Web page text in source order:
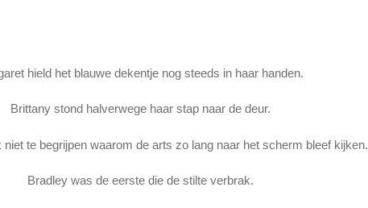
hield het blauwe dekentje nog steeds in haar handen.
Brittany stond halverwege haar stap naar de deur.
niet te begrijpen waarom de arts zo lang naar het scherm bleef kijken.
Bradley was de eerste die de stilte verbrak.